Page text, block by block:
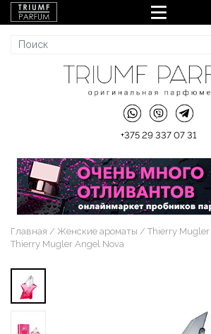
+375 29 337 07 31
Главная Женские ароматы
Thierry Mugler
Thierry Mugler Angel Nova